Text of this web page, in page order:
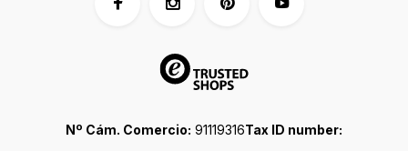
Nº Cám. Comercio: 91119316Tax ID number: